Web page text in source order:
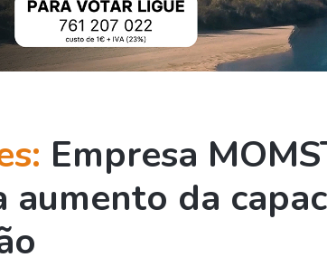
Empresa
aumento da